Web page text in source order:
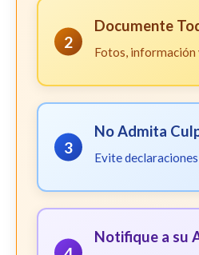
2
Documente
Fotos,
3
No Admita
Evite
Notifique a su